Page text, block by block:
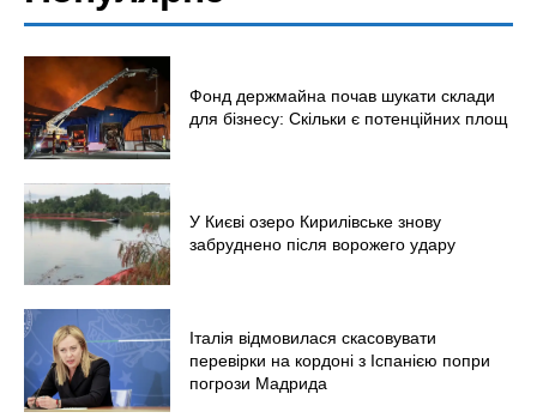
Фонд держмайна почав шукати склади
для бізнесу: Скільки є потенційних площ
У Києві озеро Кирилівське знову
забруднено після ворожего удару
Італія відмовилася скасовувати
перевірки на кордоні з Іспанією попри
погрози Мадрида